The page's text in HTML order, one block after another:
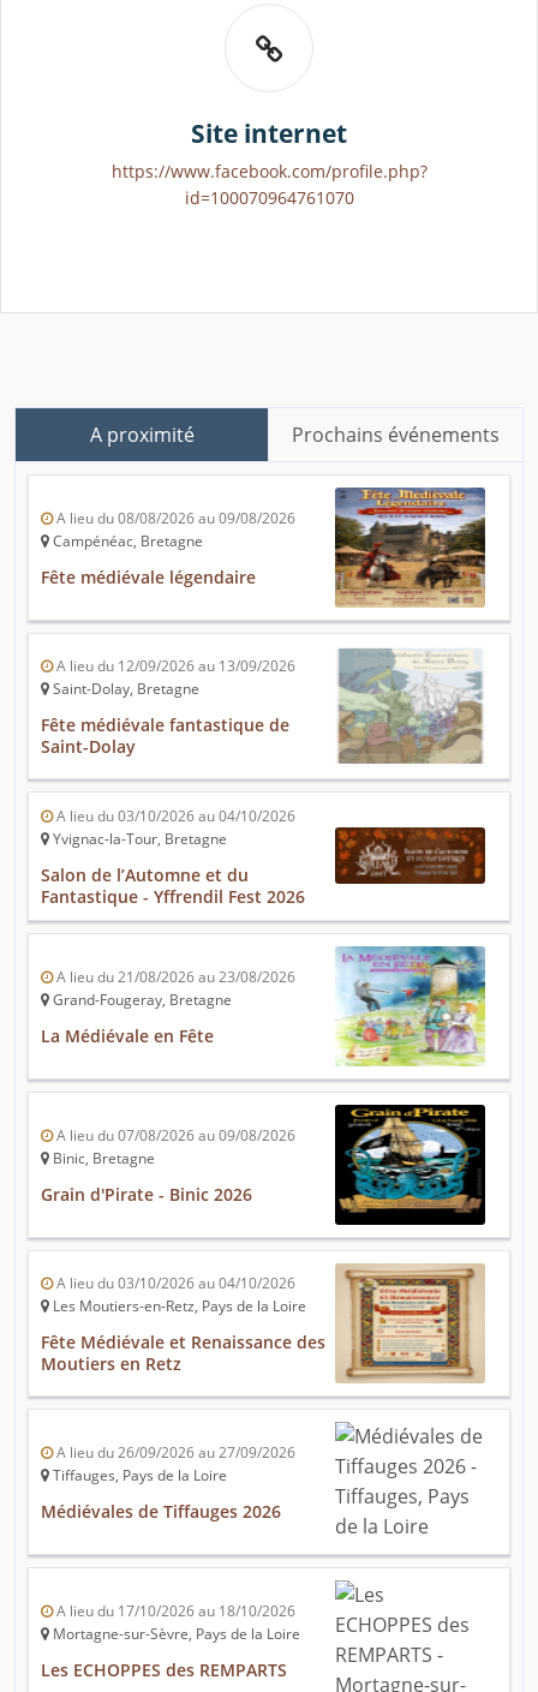
Site internet
https://www.facebook.com/profile.php?
id=100070964761070
A proximité Prochains événements
A lieu du 08/08/2026 au 09/08/2026
Campénéac, Bretagne
Fête médiévale légendaire
A lieu du 12/09/2026 au 13/09/2026
Saint-Dolay, Bretagne
Fête médiévale fantastique de
Saint-Dolay
A lieu du 03/10/2026 au 04/10/2026
Yvignac-la-Tour, Bretagne
Salon de l’Automne et du
Fantastique - Yffrendil Fest 2026
A lieu du 21/08/2026 au 23/08/2026
Grand-Fougeray, Bretagne
La Médiévale en Fête
A lieu du 07/08/2026 au 09/08/2026
Binic, Bretagne
Grain d'Pirate - Binic 2026
A lieu du 03/10/2026 au 04/10/2026
Les Moutiers-en-Retz, Pays de la Loire
Fête Médiévale et Renaissance des
Moutiers en Retz
A lieu du 26/09/2026 au 27/09/2026
Tiffauges, Pays de la Loire
Médiévales de Tiffauges 2026
A lieu du 17/10/2026 au 18/10/2026
Mortagne-sur-Sèvre, Pays de la Loire
Les ECHOPPES des REMPARTS